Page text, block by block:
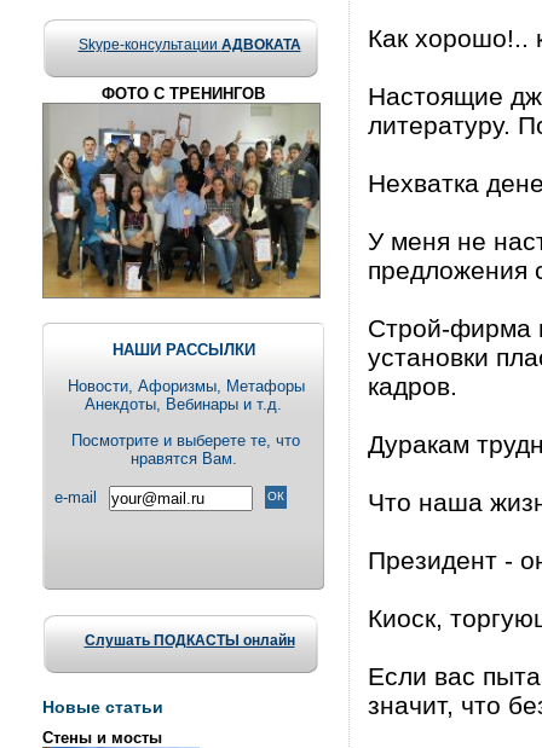
Skype-консультации АДВОКАТА
ФОТО С ТРЕНИНГОВ
НАШИ РАССЫЛКИ
Новости, Aфоризмы, Метафоры
Анекдоты, Вебинары и т.д.
Посмотрите и выберете те, что
нравятся Вам.
e-mail
Слушать ПОДКАСТЫ онлайн
Новые статьи
Стены и мосты
Как хорошо!..
Настоящие
литературу.
Нехватка
У меня не
предложения
Строй-фирма
установки
кадров.
Дуракам
Что наша
Президент -
Киоск,
Если вас
значит, что